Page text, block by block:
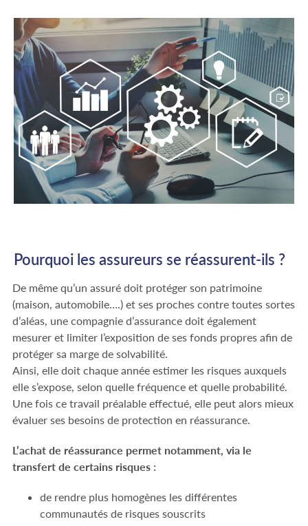
Pourquoi les assureurs se réassurent-ils ?
De même qu’un assuré doit protéger son patrimoine
(maison, automobile….) et ses proches contre toutes sortes
d’aléas, une compagnie d’assurance doit également
mesurer et limiter l’exposition de ses fonds propres afin de
protéger sa marge de solvabilité.
Ainsi, elle doit chaque année estimer les risques auxquels
elle s’expose, selon quelle fréquence et quelle probabilité.
Une fois ce travail préalable effectué, elle peut alors mieux
évaluer ses besoins de protection en réassurance.
L’achat de réassurance permet notamment, via le
transfert de certains risques :
de rendre plus homogènes les différentes
communautés de risques souscrits